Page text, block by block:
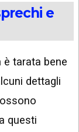
e
tarata bene
dettagli
questi